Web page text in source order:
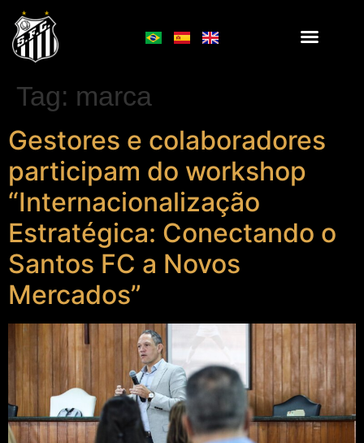
Tag: marca
Gestores e colaboradores
participam do workshop
“Internacionalização
Estratégica: Conectando o
Santos FC a Novos
Mercados”